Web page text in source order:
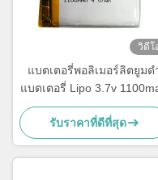
วิดีโ
แบตเตอรี่พอลิเมอร์ลิตยูมดํ
แบตเตอรี่ Lipo 3.7v
รับราคาที่ดีที่สุด